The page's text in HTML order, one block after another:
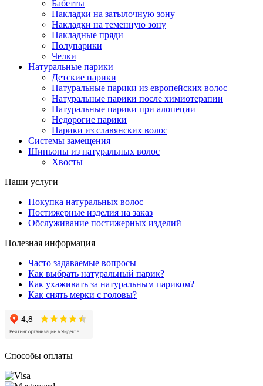
Бабетты
Накладки на затылочную зону
Накладки на теменную зону
Накладные пряди
Полупарики
Челки
Натуральные парики
Детские парики
Натуральные парики из европейских волос
Натуральные парики после химиотерапии
Натуральные парики при алопеции
Недорогие парики
Парики из славянских волос
Системы замещения
Шиньоны из натуральных волос
Хвосты
Наши услуги
Покупка натуральных волос
Постижерные изделия на заказ
Обслуживание постижерных изделий
Полезная информация
Часто задаваемые вопросы
Как выбрать натуральный парик?
Как ухаживать за натуральным париком?
Как снять мерки с головы?
Способы оплаты